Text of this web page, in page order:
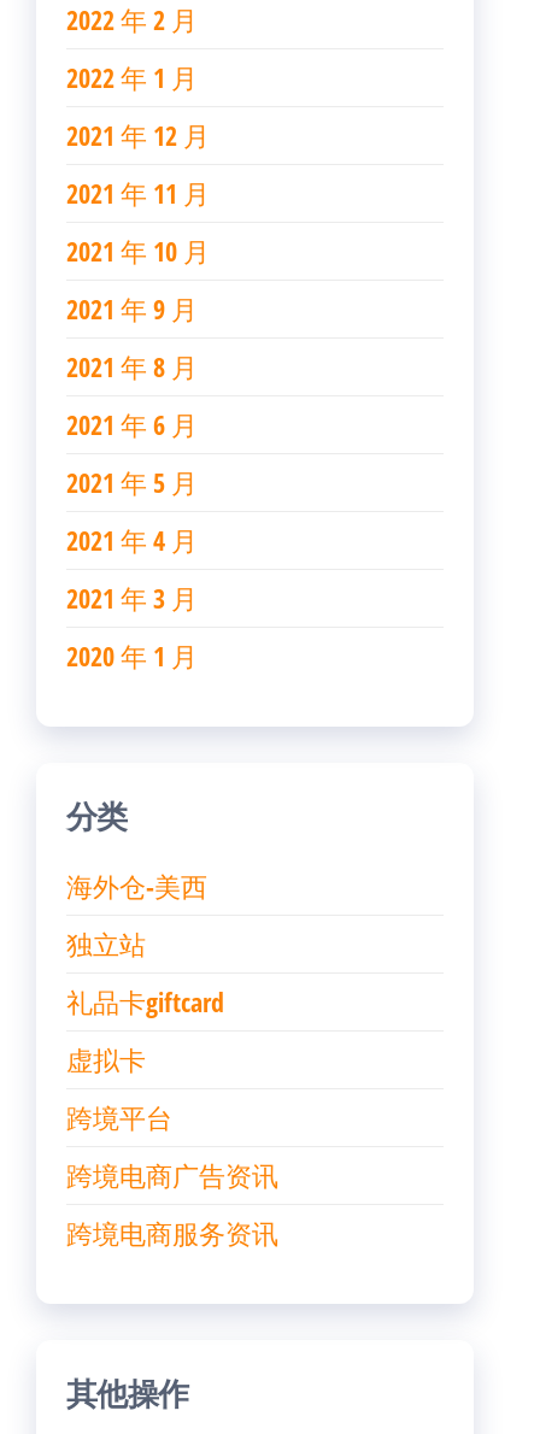
2022 年 2 月
2022 年 1 月
2021 年 12 月
2021 年 11 月
2021 年 10 月
2021 年 9 月
2021 年 8 月
2021 年 6 月
2021 年 5 月
2021 年 4 月
2021 年 3 月
2020 年 1 月
分类
海外仓-美西
独立站
礼品卡giftcard
虚拟卡
跨境平台
跨境电商广告资讯
跨境电商服务资讯
其他操作